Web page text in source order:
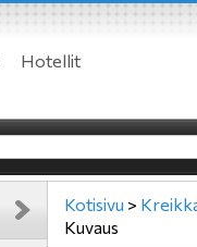
Hotellit
Kotisivu >
Kuvaus